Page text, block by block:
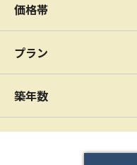
価格帯
プラン
築年数